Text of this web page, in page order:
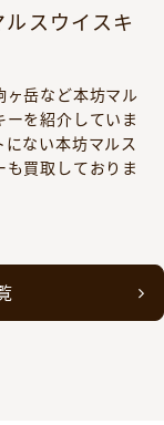
スウイスキ
ヶ岳など本坊マル
ーを紹介していま
にない本坊マルス
も買取しておりま